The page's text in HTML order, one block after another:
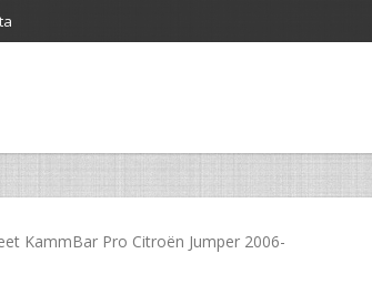
KammBar Pro Citroën Jumper 2006-